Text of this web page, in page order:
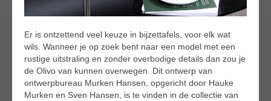
Er is ontzettend veel keuze in bijzettafels, voor elk wat
wils. Wanneer je op zoek bent naar een model met een
rustige uitstraling en zonder overbodige details dan zou je
de Olivo van kunnen overwegen. Dit ontwerp van
ontwerpbureau Murken Hansen, opgericht door Hauke
Murken en Sven Hansen, is te vinden in de collectie van